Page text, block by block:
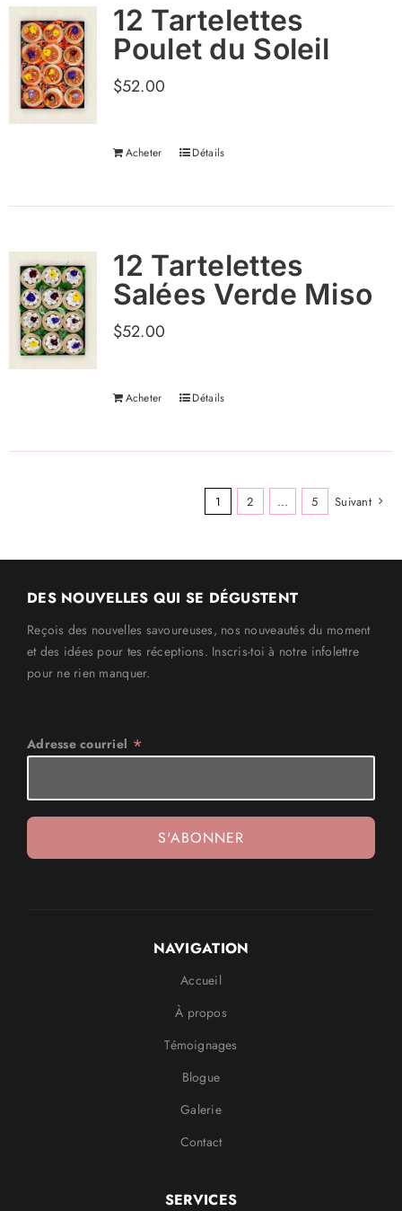
12 Tartelettes
Poulet du Soleil
$52.00
Acheter Détails
12 Tartelettes
Salées Verde Miso
$52.00
Acheter Détails
1 2 ... 5 Suivant
DES NOUVELLES QUI SE DÉGUSTENT
Reçois des nouvelles savoureuses, nos nouveautés du moment
et des idées pour tes réceptions. Inscris-toi à notre infolettre
pour ne rien manquer.
Adresse courriel *
NAVIGATION
Accueil
À propos
Témoignages
Blogue
Galerie
Contact
SERVICES